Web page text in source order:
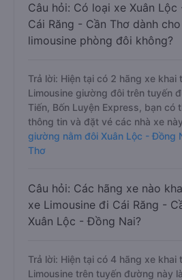
Câu hỏi: Có loại xe Xuân
Cái Răng - Cần Thơ dành
limousine phòng đôi không?
Trả lời: Hiện tại có 2 hãng xe khai
Limousine giường đôi trên tuyến
Tiến, Bốn Luyện Express, bạn có
thông tin và đặt vé các nhà xe
giường nằm đôi Xuân Lộc - Đồng
Thơ
Câu hỏi: Các hãng xe nào
xe Limousine đi Cái Răng -
Xuân Lộc - Đồng Nai?
Trả lời: Hiện tại có 4 hãng xe khai
Limousine trên tuyến đường này